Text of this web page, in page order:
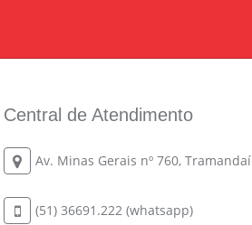
Central de Atendimento
Av. Minas Gerais nº 760, Tramandaí
(51) 36691.222 (whatsapp)